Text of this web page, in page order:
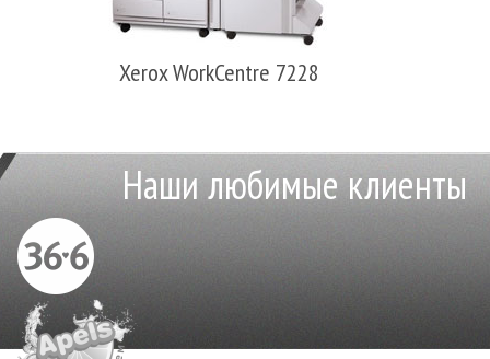
Xerox WorkCentre 7228
Наши любимые клиенты